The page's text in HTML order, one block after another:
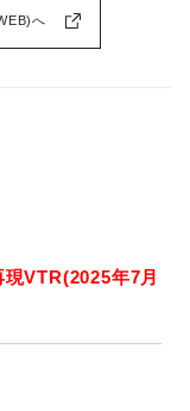
へ
VTR(2025年7月